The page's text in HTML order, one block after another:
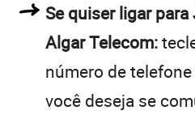
Se quiser ligar
Algar Telecom:
número de
você deseja se